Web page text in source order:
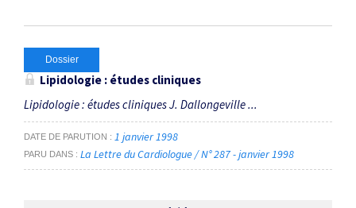
Dossier
Lipidologie : études cliniques
Lipidologie : études cliniques J. Dallongeville ...
DATE DE PARUTION 1 janvier 1998
PARU DANS La Lettre du Cardiologue / N° 287 - janvier 1998